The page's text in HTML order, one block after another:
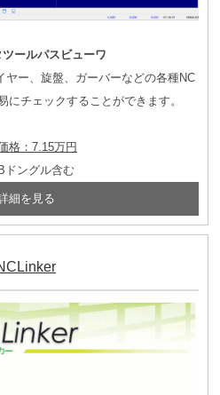
ツールパスビューワ
ヤー、旋盤、ガーバーなどの各種NC
にチェックすることができます。
格：7.15万円
ドングル含む